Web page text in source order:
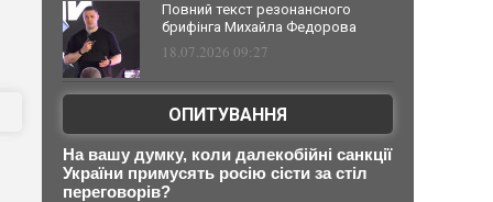
Повний текст резонансного
брифінга Михайла Федорова
18.07.2026 09:27
ОПИТУВАННЯ
На вашу думку, коли далекобійні санкції
України примусять росію сісти за стіл
переговорів?